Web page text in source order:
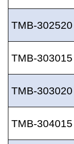
TMB-302520
TMB-303015
TMB-303020
TMB-304015